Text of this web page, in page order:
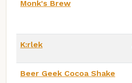
Monk's Brew
K:rlek
Beer Geek Cocoa Shake